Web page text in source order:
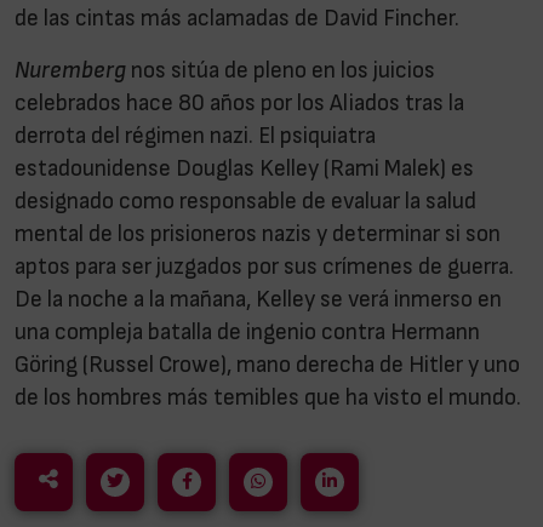
de las cintas más aclamadas de David Fincher.
Nuremberg nos sitúa de pleno en los juicios
celebrados hace 80 años por los Aliados tras la
derrota del régimen nazi. El psiquiatra
estadounidense Douglas Kelley (Rami Malek) es
designado como responsable de evaluar la salud
mental de los prisioneros nazis y determinar si son
aptos para ser juzgados por sus crímenes de guerra.
De la noche a la mañana, Kelley se verá inmerso en
una compleja batalla de ingenio contra Hermann
Göring (Russel Crowe), mano derecha de Hitler y uno
de los hombres más temibles que ha visto el mundo.